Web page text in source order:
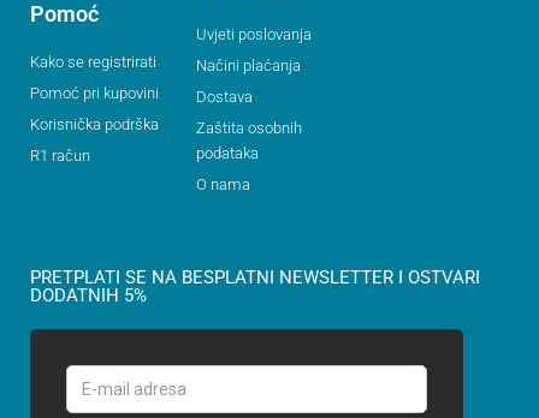
Pomoć
Kako se registrirati
Pomoć pri kupovini
Korisnička podrška
R1 račun
Uvjeti poslovanja
Načini plaćanja
Dostava
Zaštita osobnih
podataka
O nama
PRETPLATI SE NA BESPLATNI NEWSLETTER I OSTVARI
DODATNIH 5%